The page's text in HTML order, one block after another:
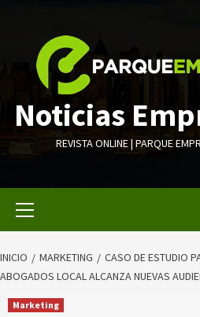
contenido
Noticias
REVISTA ONLINE | PARQUE
INICIO MARKETING
CASO DE ESTUDIO
ABOGADOS LOCAL ALCANZA NUEVAS
Marketing